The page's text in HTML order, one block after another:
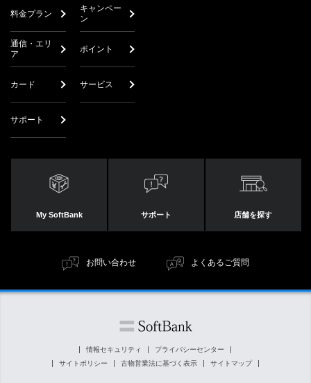
料金プラン
キャンペー
ン
通信・エリ
ア
ポイント
カード サービス
サポート
My SoftBank サポート 店舗を探す
お問い合わせ よくあるご質問
情報セキュリティ
プライバシーセンター
サイトポリシー
古物営業法に基づく表示 サイトマップ